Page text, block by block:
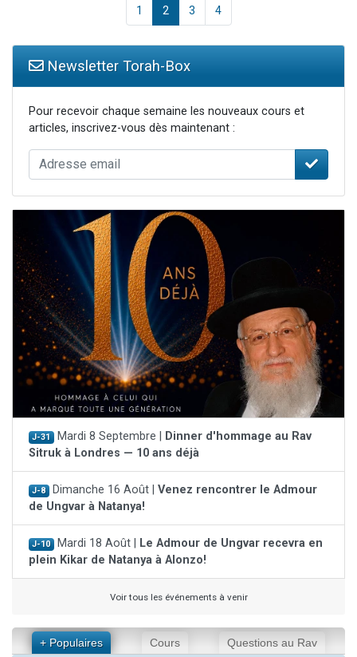
1 2 3 4
Newsletter Torah-Box
Pour recevoir chaque semaine les nouveaux cours et
articles, inscrivez-vous dès maintenant :
J-31 Mardi 8 Septembre |
Dinner d'hommage au Rav
Sitruk à Londres — 10 ans déjà
J-8 Dimanche 16 Août | Venez rencontrer le Admour
de Ungvar à Natanya!
J-10 Mardi 18 Août |
Le Admour de Ungvar recevra en
plein Kikar de Natanya à Alonzo!
Voir tous les événements à venir
+ Populaires Cours Questions au Rav